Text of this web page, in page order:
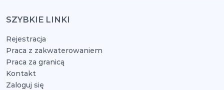
SZYBKIE LINKI
Rejestracja
Praca z zakwaterowaniem
Praca za granicą
Kontakt
Zaloguj się